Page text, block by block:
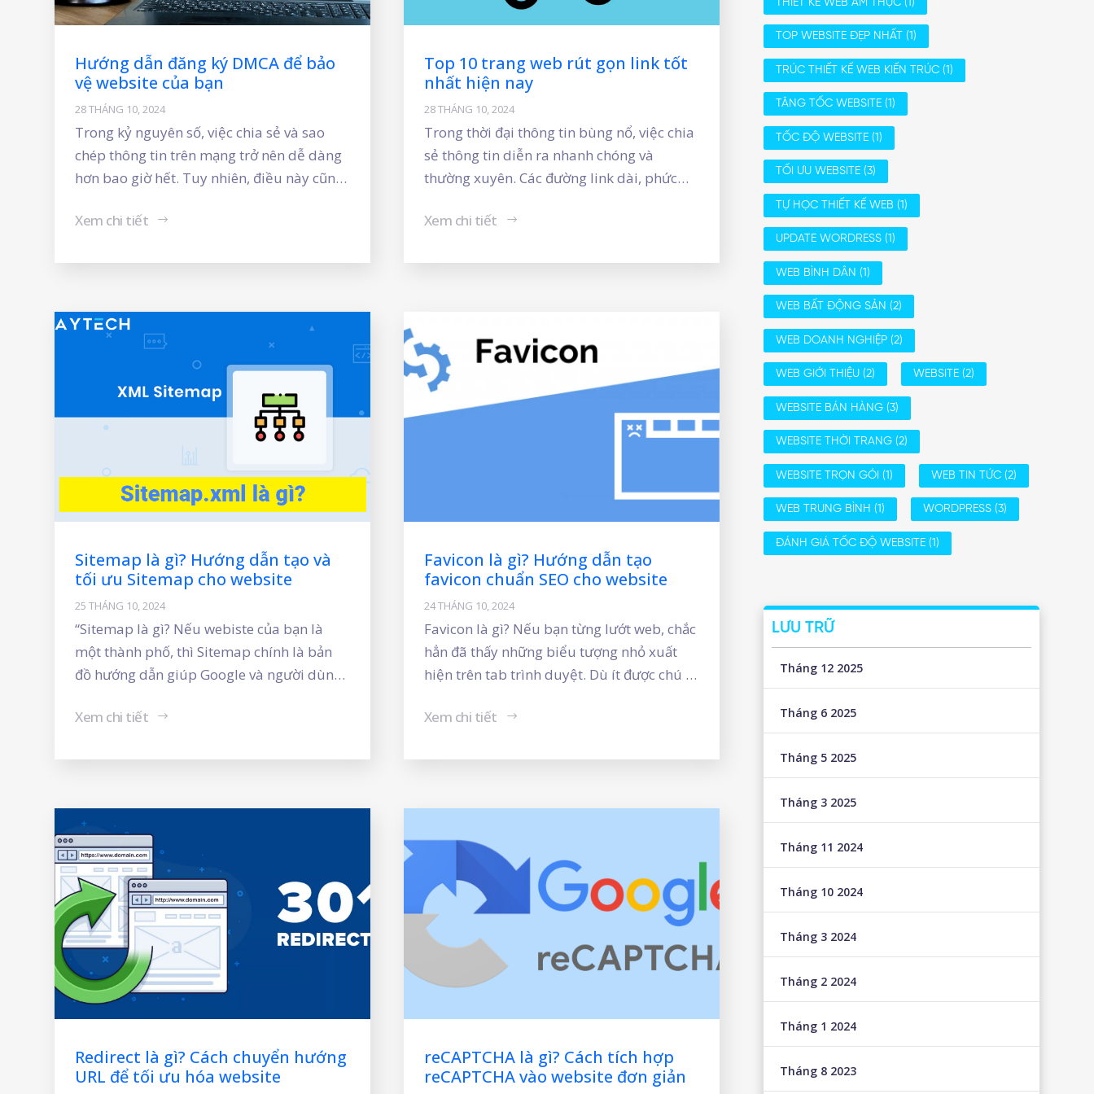
Hướng dẫn đăng ký DMCA để bảo
vệ website của bạn
28 THÁNG 10, 2024
Trong kỷ nguyên số, việc chia sẻ và sao
chép thông tin trên mạng trở nên dễ dàng
hơn bao giờ hết. Tuy nhiên, điều này cũng
quyền. Để giải quyết vấn đề này, DMCA đã
Xem chi tiết
Top 10 trang web rút gọn link tốt
nhất hiện nay
28 THÁNG 10, 2024
Trong thời đại thông tin bùng nổ, việc chia
sẻ thông tin diễn ra nhanh chóng và
thường xuyên. Các đường link dài, phức
gây khó khăn cho người dùng khi sao chép
công cụ rút gọn
Xem chi tiết
Sitemap là gì? Hướng dẫn tạo và
tối ưu Sitemap cho website
25 THÁNG 10, 2024
“Sitemap là gì? Nếu webiste của bạn là
một thành phố, thì Sitemap chính là bản
đồ hướng dẫn giúp Google và người dùng
Sitemap được tối ưu sẽ giúp website index
Hãy cùng khám phá cách tạo Sitemap
Xem chi tiết
Favicon là gì? Hướng dẫn tạo
favicon chuẩn SEO cho website
24 THÁNG 10, 2024
Favicon là gì? Nếu bạn từng lướt web, chắc
hẳn đã thấy những biểu tượng nhỏ xuất
hiện trên tab trình duyệt. Dù ít được chú ý,
trong việc tạo dấu ấn thương hiệu và nâng
bắt nguồn từ đâu, tại
Xem chi tiết
Redirect là gì? Cách chuyển hướng
URL để tối ưu hóa website
reCAPTCHA là gì? Cách tích hợp
reCAPTCHA vào website đơn giản
THIẾT KẾ WEB ẨM THỰC (1)
TOP WEBSITE ĐẸP NHẤT (1)
TRÚC THIẾT KẾ WEB KIẾN TRÚC (1)
TĂNG TỐC WEBSITE (1)
TỐC ĐỘ WEBSITE (1)
TỐI ƯU WEBSITE (3)
TỰ HỌC THIẾT KẾ WEB (1)
UPDATE WORDRESS (1)
WEB BÌNH DÂN (1)
WEB BẤT ĐỘNG SẢN (2)
WEB DOANH NGHIỆP (2)
WEB GIỚI THIỆU (2) WEBSITE(2)
WEBSITE BÁN HÀNG (3)
WEBSITE THỜI TRANG (2)
WEBSITE TRỌN GÓI (1) WEB TIN TỨC(2)
WEB TRUNG BÌNH (1) WORDPRESS(3)
ĐÁNH GIÁ TỐC ĐỘ WEBSITE (1)
LƯU TRỮ
Tháng 12 2025
Tháng 6 2025
Tháng 5 2025
Tháng 3 2025
Tháng 11 2024
Tháng 10 2024
Tháng 3 2024
Tháng 2 2024
Tháng 1 2024
Tháng 8 2023